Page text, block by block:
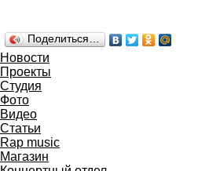
Поделиться…
Новости
Проекты
Студия
Фото
Видео
Статьи
Rap music
Магазин